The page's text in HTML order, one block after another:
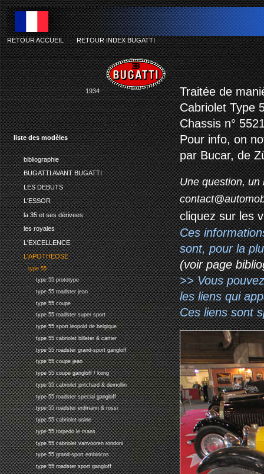
liste des modèles
bibliographie
BUGATTI AVANT BUGATTI
LES DEBUTS
L'ESSOR
la 35 et ses dérivees
les royales
L'EXCELLENCE
L'APOTHEOSE
type 55
type 55 prototype
type 55 roadster jean
type 55 coupe
type 55 roadster super sport
type 55 sport leopold de belgique
type 55 cabriolet billeter & cartier
type 55 roadster grand-sport gangloff
type 55 coupe jean
type 55 coupe gangloff / kong
type 55 cabriolet pritchard & demollin
type 55 roadster special gangloff
type 55 roadster erdmann & rossi
type 55 cabriolet usine
type 55 torpedo le mans
type 55 cabriolet vanvooren rondoni
type 55 grand-sport embiricos
type 55 roadster sport gangloff
RETOUR ACCUEIL-RETOUR INDEX BUGATTI
1934
Traitée de
Cabriolet Type
Chassis n°
Pour info, on
par Bucar, de
Une question, un
cliquez sur les
Ces
sont, pour la
(voir page
>> Vous
les liens qui
Ces liens sont